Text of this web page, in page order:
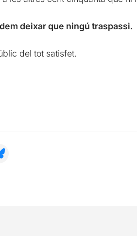
deixar que ningú traspassi.
del tot satisfet.